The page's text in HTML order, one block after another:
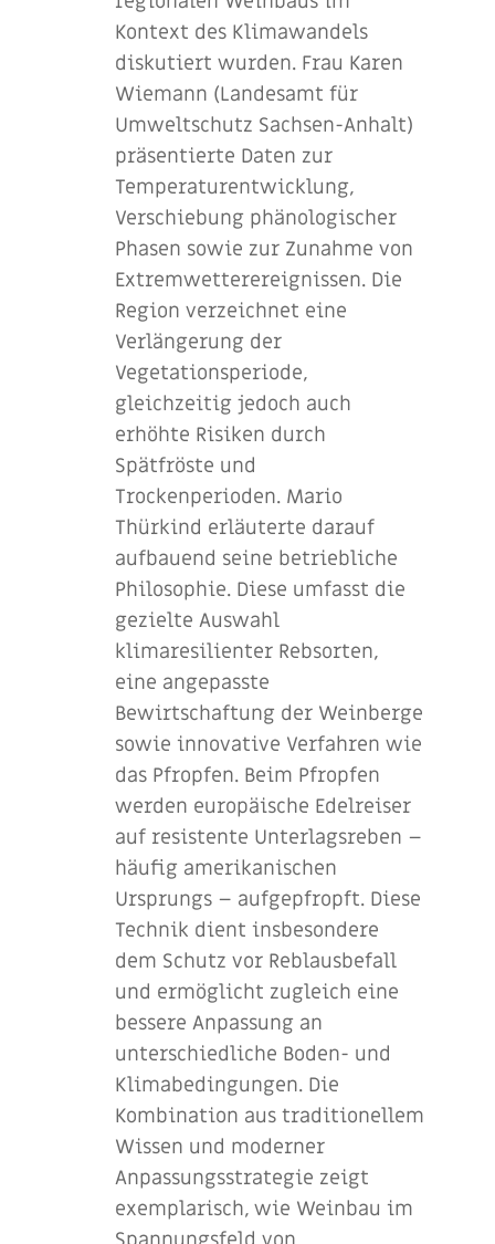
Kontext des Klimawandels
diskutiert wurden. Frau Karen
Wiemann (Landesamt für
Umweltschutz Sachsen-Anhalt)
präsentierte Daten zur
Temperaturentwicklung,
Verschiebung phänologischer
Phasen sowie zur Zunahme von
Extremwetterereignissen. Die
Region verzeichnet eine
Verlängerung der
Vegetationsperiode,
gleichzeitig jedoch auch
erhöhte Risiken durch
Spätfröste und
Trockenperioden. Mario
Thürkind erläuterte darauf
aufbauend seine betriebliche
Philosophie. Diese umfasst die
gezielte Auswahl
klimaresilienter Rebsorten,
eine angepasste
Bewirtschaftung der Weinberge
sowie innovative Verfahren wie
das Pfropfen. Beim Pfropfen
werden europäische Edelreiser
auf resistente Unterlagsreben –
häufig amerikanischen
Ursprungs – aufgepfropft. Diese
Technik dient insbesondere
dem Schutz vor Reblausbefall
und ermöglicht zugleich eine
bessere Anpassung an
unterschiedliche Boden- und
Klimabedingungen. Die
Kombination aus traditionellem
Wissen und moderner
Anpassungsstrategie zeigt
exemplarisch, wie Weinbau im